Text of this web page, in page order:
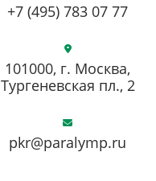
+7 (495) 783 07 77
pkr@paralymp.ru
101000, г. Москва,
Тургеневская пл., 2